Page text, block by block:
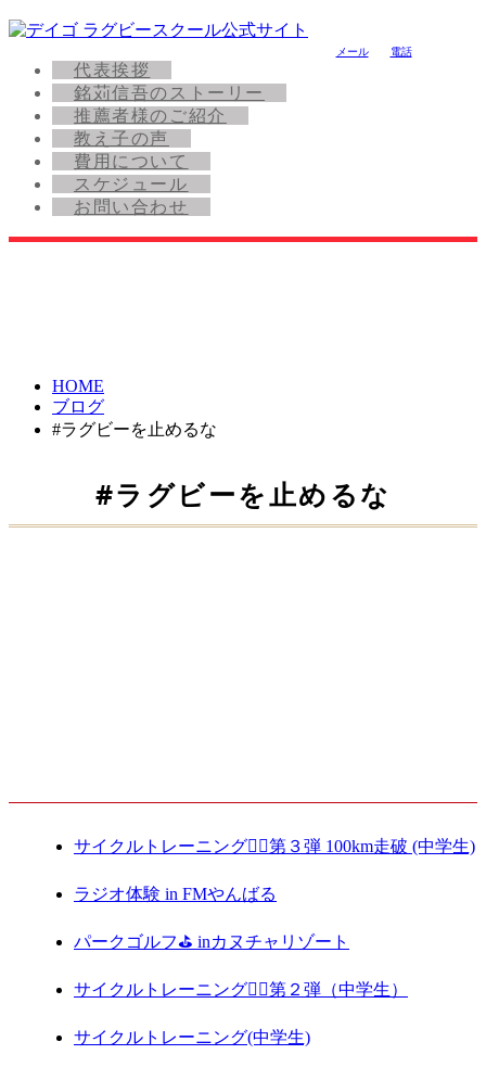
メール 電話
代表挨拶
銘苅信吾のストーリー
推薦者様のご紹介
教え子の声
費用について
スケジュール
お問い合わせ
HOME
ブログ
#ラグビーを止めるな
#ラグビーを止めるな
サイクルトレーニング🚴‍♀️第３弾 100km走破 (中学生)
ラジオ体験 in FMやんばる
パークゴルフ⛳️ inカヌチャリゾート
サイクルトレーニング🚴‍♀️第２弾（中学生）
サイクルトレーニング(中学生)